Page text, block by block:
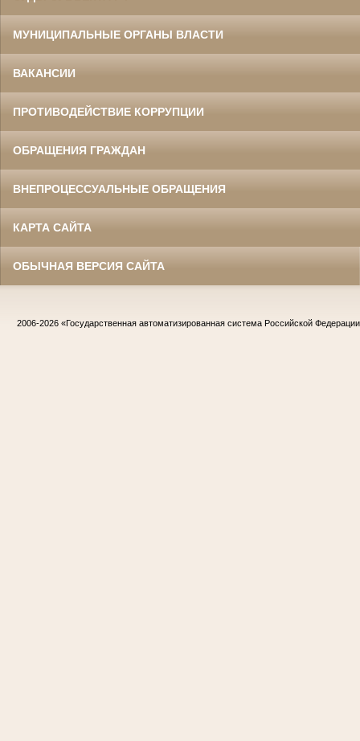
МУНИЦИПАЛЬНЫЕ ОРГАНЫ ВЛАСТИ
ВАКАНСИИ
ПРОТИВОДЕЙСТВИЕ КОРРУПЦИИ
ОБРАЩЕНИЯ ГРАЖДАН
ВНЕПРОЦЕССУАЛЬНЫЕ ОБРАЩЕНИЯ
КАРТА САЙТА
ОБЫЧНАЯ ВЕРСИЯ САЙТА
2006-2026 «Государственная автоматизированная система Российской